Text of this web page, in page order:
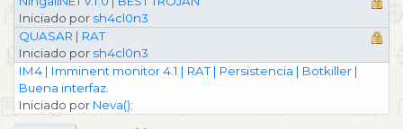
Iniciado por sh4cl0n3
QUASAR | RAT
Iniciado por sh4cl0n3
IM4 | Imminent monitor 4.1 | RAT | Persistencia | Botkiller |
Buena interfaz.
Iniciado por Neva();